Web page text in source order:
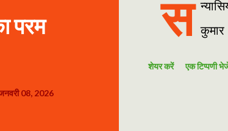
परम
08, 2026
स
शेयर करें एक टिप्पणी